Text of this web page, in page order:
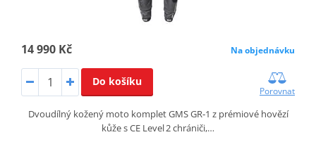
14 990 Kč Na objednávku
Do košíku
Porovnat
Dvoudílný kožený moto komplet GMS GR‑1 z prémiové hovězí
kůže s CE Level 2 chrániči,…